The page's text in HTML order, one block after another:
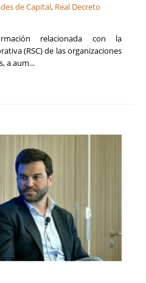
de Capital, Real Decreto
relacionada con la
(RSC) de las organizaciones
a aum...